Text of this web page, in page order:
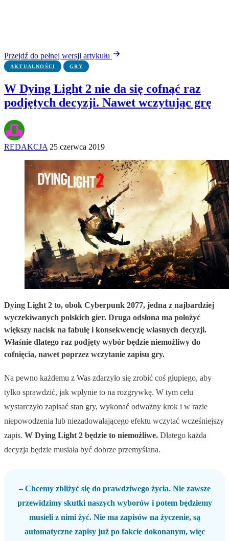
Przejdź do pełnej wersji artykułu
AKTUALNOŚCI GRY
W Dying Light 2 nie da się cofnąć raz
podjętych decyzji. Nawet wczytując grę
REDAKCJA 25 czerwca 2019
Dying Light 2 to, obok Cyberpunk 2077, jedna z najbardziej
wyczekiwanych polskich gier. Druga odsłona ma położyć
większy nacisk na fabułę i konsekwencję własnych decyzji.
Właśnie dlatego raz podjęty wybór będzie niemożliwy do
cofnięcia, nawet poprzez wczytanie zapisu gry.
Na pewno każdemu z Was zdarzyło się zrobić coś głupiego, aby
tylko sprawdzić, jak wpłynie to na rozgrywkę. W tym celu
wystarczyło zapisać stan gry, wykonać odważny krok i w razie
niepowodzenia lub niezadowalającego efektu wczytać wcześniejszy
zapis. W Dying Light 2 będzie to niemożliwe. Dlatego każda
decyzja będzie musiała być dobrze przemyślana.
– Chcemy zbliżyć się do prawdziwego życia. Nie zawsze
przewidzimy skutki naszych wyborów i potem będziemy
musieli z nimi żyć. Nie ma zapisów na życzenie, są
automatyczne zapisy już po fakcie dokonanym, więc